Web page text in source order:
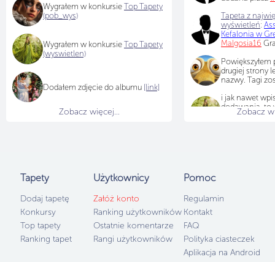
Wygrałem w konkursie Top Tapety
(pob_wys)
Wygrałem w konkursie Top Tapety
(wyswietlen)
Dodałem zdjęcie do albumu [link]
Zobacz więcej...
Tapeta z
wyświetleń:
Kefalonia w
Malgosia16
Powiększyłem
drugiej strony
nazwy. Tagi
i jak nawet
dodawania, to
ogóle ich nie
Zobacz
Tapety
Dodaj tapetę
Konkursy
Top tapety
Ranking tapet
Użytkownicy
Załóż konto
Ranking użytkowników
Ostatnie komentarze
Rangi użytkowników
Pomoc
Regulamin
Kontakt
FAQ
Polityka ciasteczek
Aplikacja na Android